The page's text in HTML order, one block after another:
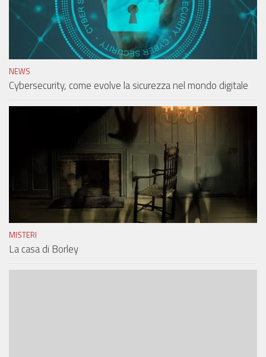
NEWS
Cybersecurity, come evolve la sicurezza nel mondo digitale
MISTERI
La casa di Borley